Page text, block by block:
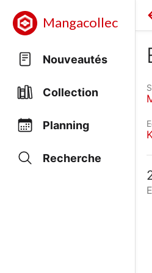
Mangacollec
Nouveautés
Collection
Planning
Recherche